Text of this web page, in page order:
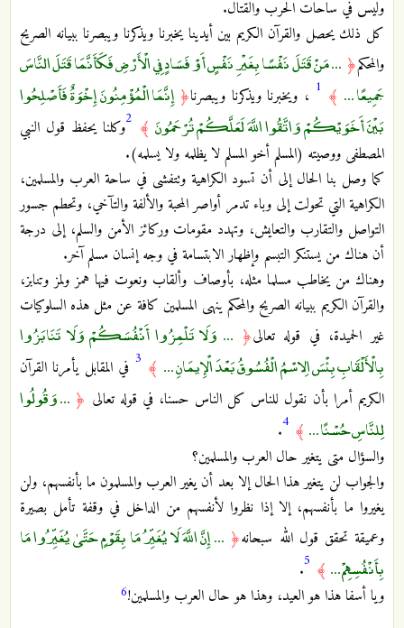
وليس في ساحات الحرب والقتال.
كل ذلك يحصل والقرآن الكريم بين أيدينا يخبرنا ويذكرنا ويبصرنا ببيانه الصريح
والمحكم﴿ ... مَنْ قَتَلَ نَفْسًا بِغَيْرِ نَفْسٍ أَوْ فَسَادٍ فِي الْأَرْضِ فَكَأَنَّمَا قَتَلَ النَّاسَ
جَمِيعًا ... ﴾ 1 ، ويخبرنا ويذكرنا ويبصرنا﴿ إِنَّمَا الْمُؤْمِنُونَ إِخْوَةٌ فَأَصْلِحُوا
بَيْنَ أَخَوَيْكُمْ وَاتَّقُوا اللَّهَ لَعَلَّكُمْ تُرْحَمُونَ ﴾ 2وكلنا يحفظ قول النبي
المصطفى ووصيته (المسلم أخو المسلم لا يظلمه ولا يسلمه).
كما وصل بنا الحال إلى أن تسود الكراهية وتتفشى في ساحة العرب والمسلمين،
الكراهية التي تحولت إلى وباء تدمر أواصر المحبة والألفة والتآخي، وتحطم جسور
التواصل والتقارب والتعايش، وتهدد مقومات وركائز الأمن والسلم، إلى درجة
أن هناك من يستنكر التبسم وإظهار الابتسامة في وجه إنسان مسلم آخر.
وهناك من يخاطب مسلما مثله، بأوصاف وألقاب ونعوت فيها همز ولمز وتنابز،
والقرآن الكريم ببيانه الصريح والمحكم ينهى المسلمين كافة عن مثل هذه السلوكيات
غير الحميدة، في قوله تعالى﴿ ... وَلَا تَلْمِزُوا أَنْفُسَكُمْ وَلَا تَنَابَزُوا
بِالْأَلْقَابِ بِئْسَ الِاسْمُ الْفُسُوقُ بَعْدَ الْإِيمَانِ ... ﴾ 3 في المقابل يأمرنا القرآن
الكريم أمرا بأن نقول للناس كل الناس حسنا، في قوله تعالى ﴿ ... وَقُولُوا
لِلنَّاسِ حُسْنًا ... ﴾ 4
.
والسؤال متى يتغير حال العرب والمسلمين؟
والجواب لن يتغير هذا الحال إلا بعد أن يغير العرب والمسلمون ما بأنفسهم، ولن
يغيروا ما بأنفسهم، إلا إذا نظروا لأنفسهم من الداخل في وقفة تأمل بصيرة
وعميقة تحقق قول الله سبحانه﴿ ... إِنَّ اللَّهَ لَا يُغَيِّرُ مَا بِقَوْمٍ حَتَّىٰ يُغَيِّرُوا مَا
بِأَنْفُسِهِمْ ... ﴾ 5
.
ويا أسفا هذا هو العيد، وهذا هو حال العرب والمسلمين!6